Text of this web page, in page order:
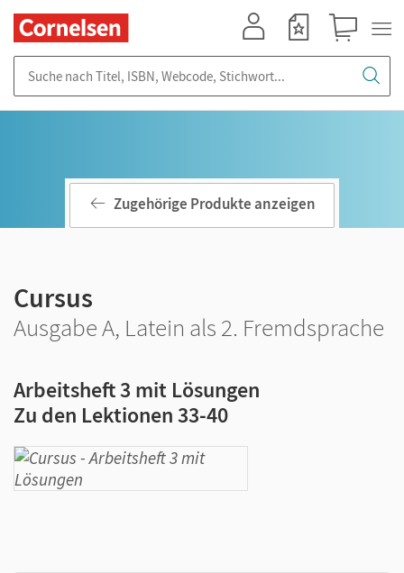
Zugehörige Produkte anzeigen
Cursus
Ausgabe A, Latein als 2. Fremdsprache
Arbeitsheft 3 mit Lösungen
Zu den Lektionen 33-40